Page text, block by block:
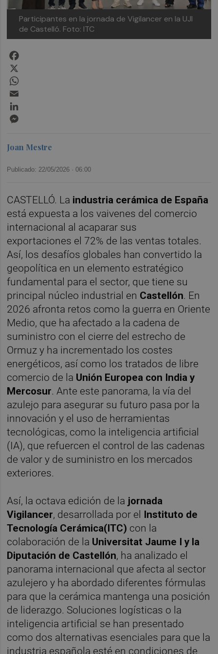
Participantes en la jornada de Vigilancer en la UJI
de Castelló. Foto: ITC
Joan Mestre
Publicado: 22/05/2026 ·06:00
CASTELLÓ. La industria cerámica de España
está expuesta a los vaivenes del comercio
internacional al acaparar sus
exportaciones el 72% de las ventas totales.
Así, los desafíos globales han convertido la
geopolítica en un elemento estratégico
fundamental para el sector, que tiene su
principal núcleo industrial en Castellón. En
2026 afronta retos como la guerra en Oriente
Medio, que ha afectado a la cadena de
suministro con el cierre del estrecho de
Ormuz y ha incrementado los costes
energéticos, así como los tratados de libre
comercio de la Unión Europea con India y
Mercosur. Ante este panorama, la vía del
azulejo para asegurar su futuro pasa por la
innovación y el uso de herramientas
tecnológicas, como la inteligencia artificial
(IA), que refuercen el control de las cadenas
de valor y de suministro en los mercados
exteriores.
Así, la octava edición de la jornada
Vigilancer, desarrollada por el Instituto de
Tecnología Cerámica(ITC) con la
colaboración de la Universitat Jaume I y la
Diputación de Castellón, ha analizado el
panorama internacional que afecta al sector
azulejero y ha abordado diferentes fórmulas
para que la cerámica mantenga una posición
de liderazgo. Soluciones logísticas o la
inteligencia artificial se han presentado
como dos alternativas esenciales para que la
industria española esté en condiciones de